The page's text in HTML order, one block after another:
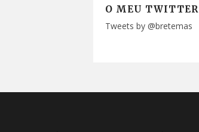
O MEU TWITTER
Tweets by @bretemas